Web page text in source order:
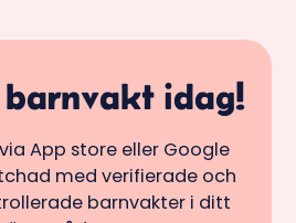
idag!
App store eller Google
med verifierade och
barnvakter i ditt